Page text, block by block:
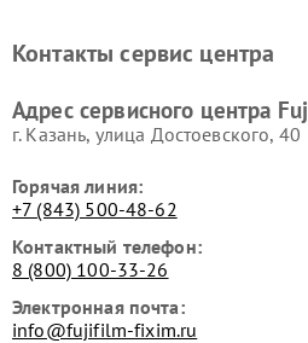
Контакты сервис центра
Адрес сервисного центра
г. Казань, улица Достоевского, 40
Горячая линия:
+7 (843) 500-48-62
Контактный телефон:
8 (800) 100-33-26
Электронная почта:
info@fujifilm-fixim.ru